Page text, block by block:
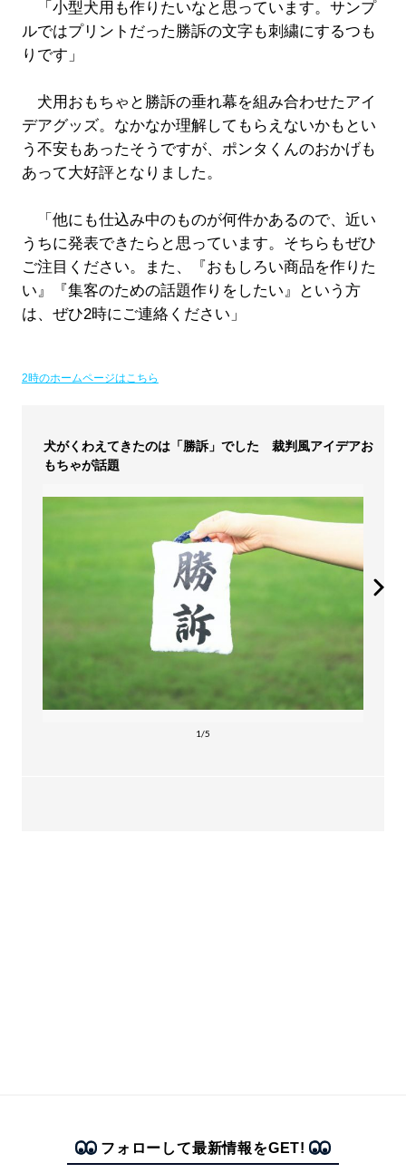
「小型犬用も作りたいなと思っています。サンプ
ルではプリントだった勝訴の文字も刺繍にするつも
りです」
犬用おもちゃと勝訴の垂れ幕を組み合わせたアイ
デアグッズ。なかなか理解してもらえないかもとい
う不安もあったそうですが、ポンタくんのおかげも
あって大好評となりました。
「他にも仕込み中のものが何件かあるので、近い
うちに発表できたらと思っています。そちらもぜひ
ご注目ください。また、『おもしろい商品を作りた
い』『集客のための話題作りをしたい』という方
は、ぜひ2時にご連絡ください」
2時のホームページはこちら
犬がくわえてきたのは「勝訴」でした 裁判風アイデアお
もちゃが話題
1/5
フォローして最新情報をGET!